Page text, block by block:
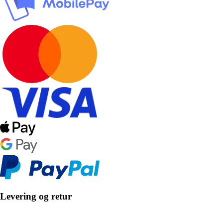
Levering og retur